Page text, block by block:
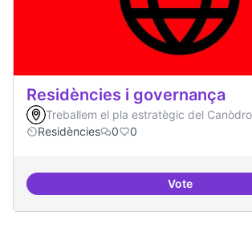
Residències i governança
Treballem el pla estratègic del
Residències
0 0
VoteResidències i